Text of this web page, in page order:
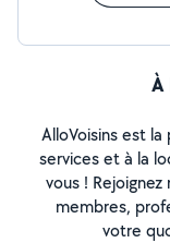
À
AlloVoisins est
services et à la
vous !
membres,
votre